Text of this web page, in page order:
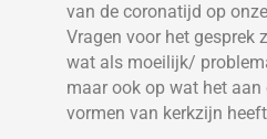
van de coronatijd op
Vragen voor het gesprek
wat als moeilijk/
maar ook op wat het aan
vormen van kerkzijn